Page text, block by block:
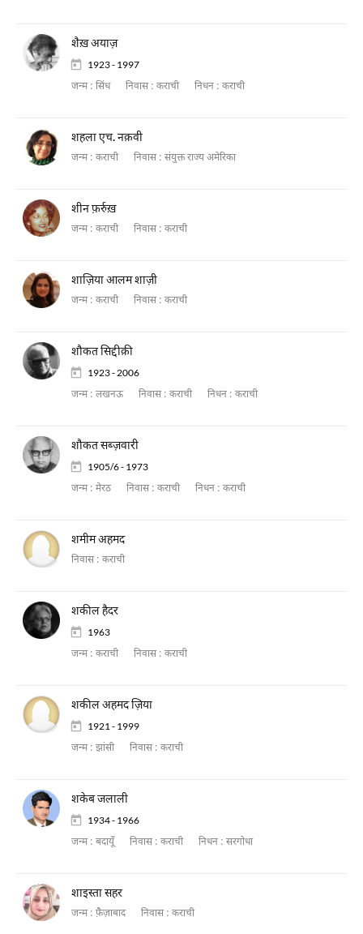
शैख़ अयाज़
1923 - 1997
जन्म : सिंध निवास : कराची निधन : कराची
शहला एच. नक़वी
जन्म : कराची निवास : संयुक्त राज्य अमेरिका
शीन फ़र्रुख़
जन्म : कराची निवास : कराची
शाज़िया आलम शाज़ी
जन्म : कराची निवास : कराची
शौकत सिद्दीक़ी
1923 - 2006
जन्म : लखनऊ निवास : कराची निधन : कराची
शौकत सब्ज़वारी
1905/6 - 1973
जन्म : मेरठ निवास : कराची निधन : कराची
शमीम अहमद
निवास : कराची
शकील हैदर
1963
जन्म : कराची निवास : कराची
शकील अहमद ज़िया
1921 - 1999
जन्म : झांसी निवास : कराची
शकेब जलाली
1934 - 1966
जन्म : बदायूँ निवास : कराची निधन : सरगोधा
शाइस्ता सहर
जन्म : फ़ैज़ाबाद निवास : कराची